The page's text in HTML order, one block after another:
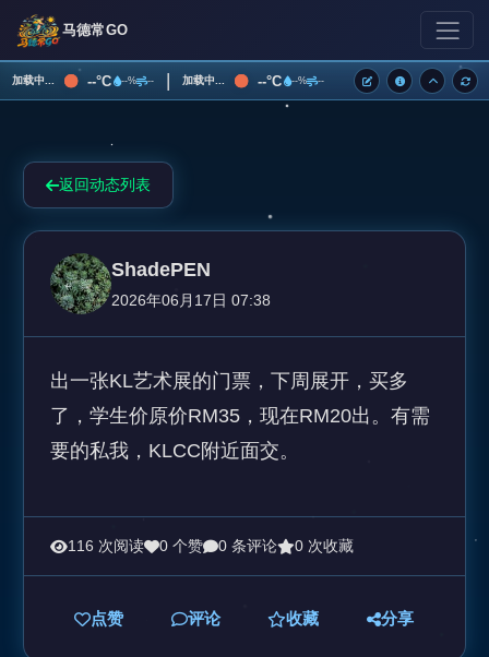
马德常GO
加载中... --°C --% -- | 加载中... --°C --% --
返回动态列表
ShadePEN
2026年06月17日 07:38
出一张KL艺术展的门票，下周展开，买多
了，学生价原价RM35，现在RM20出。有需
要的私我，KLCC附近面交。
116 次阅读 0 个赞 0 条评论 0 次收藏
点赞 评论 收藏 分享